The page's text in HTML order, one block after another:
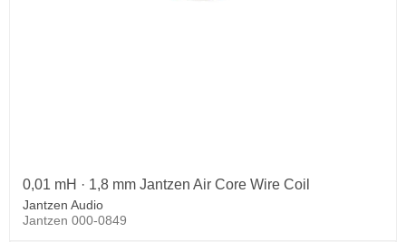
0,01 mH · 1,8 mm Jantzen Air Core Wire Coil
Jantzen Audio
Jantzen 000-0849